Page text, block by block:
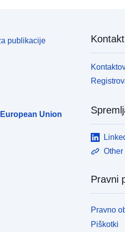
publikacije
Union
Kontakt
Other
Pravni
Pravno
Piškotki